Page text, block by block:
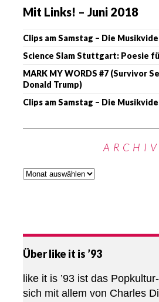
Mit Links! – Juni 2018
Clips am Samstag – Die
Science Slam Stuttgart: Poesie
MARK MY WORDS #7 (Survivor
Donald Trump)
Clips am Samstag – Die
ARCHIV
Über like it is ’93
like it is ’93 ist das
sich mit allem von Charles